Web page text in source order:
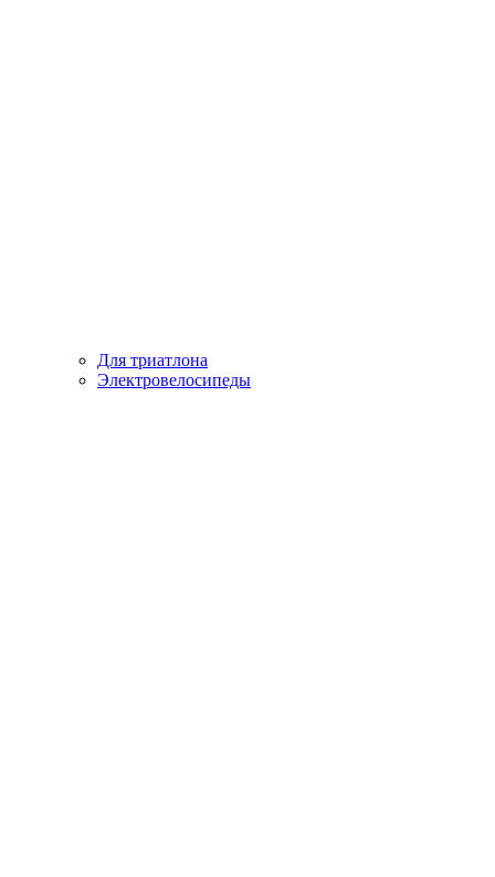
Для триатлона
Электровелосипеды